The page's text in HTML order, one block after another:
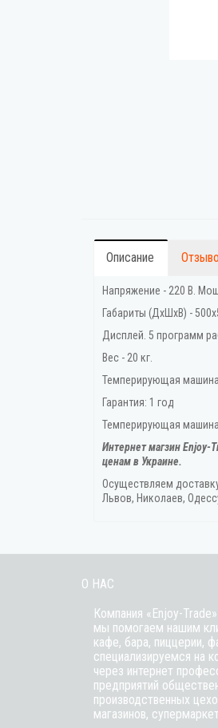
Описание
Напряжение - 220 В.
Габариты (ДхШхВ) -
Дисплей. 5 программ
Вес - 20 кг.
Темперирующая машина
Гарантия: 1 год
Темперирующая машина
Интернет магзин Enjoy-
ценам в Украине.
Осуществляем
Львов, Николаев,
О НАС
Компания «Enjoy-
мы помогаем нашим
кафе, бара, пиццерии,
специализируемся на
через интернет
предприятий
производственных
магазинов,